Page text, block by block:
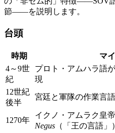
節——を説明します。
台頭
時期
マ
4～9世
紀
プロト・アムハラ語
現
12世紀
後半
宮廷と軍隊の作業言
1270年
イクノ・アムラク皇
Negus （「王の言語」